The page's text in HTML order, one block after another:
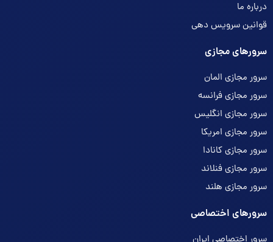
درباره ما
قوانین سرویس دهی
سرورهای مجازی
سرور مجازی المان
سرور مجازی فرانسه
سرور مجازی انگلیس
سرور مجازی امریکا
سرور مجازی کانادا
سرور مجازی فنلاند
سرور مجازی هلند
سرورهای اختصاصی